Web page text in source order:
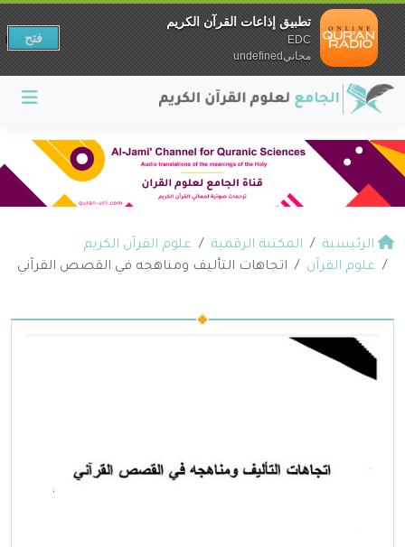
الرئيسية المكتبة الرقمية
علوم القرآن الكريم
علوم القرآن
اتجاهات التأليف ومناهجه في القصص القرآني
تطبيق إذاعات القرآن الكريم
EDC
مجانيundefined
فتح